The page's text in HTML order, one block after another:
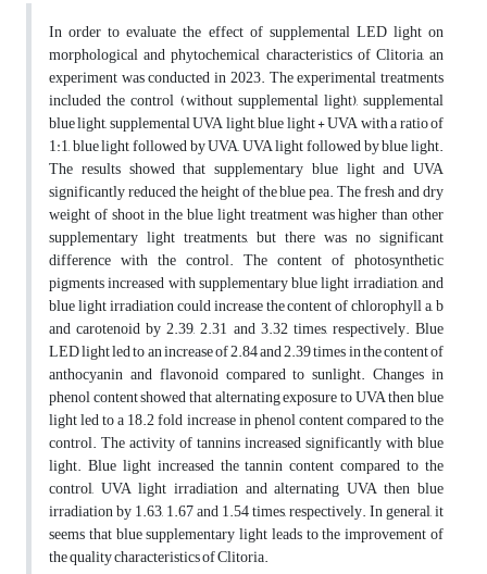
In order to evaluate the effect of supplemental LED light on
morphological and phytochemical characteristics of Clitoria, an
experiment was conducted in 2023. The experimental treatments
included the control (without supplemental light), supplemental
blue light, supplemental UVA light, blue light + UVA with a ratio of
1:1, blue light followed by UVA, UVA light followed by blue light.
The results showed that supplementary blue light and UVA
significantly reduced the height of the blue pea. The fresh and dry
weight of shoot in the blue light treatment was higher than other
supplementary light treatments, but there was no significant
difference with the control. The content of photosynthetic
pigments increased with supplementary blue light irradiation, and
blue light irradiation could increase the content of chlorophyll a, b
and carotenoid by 2.39, 2.31 and 3.32 times, respectively. Blue
LED light led to an increase of 2.84 and 2.39 times in the content of
anthocyanin and flavonoid compared to sunlight. Changes in
phenol content showed that alternating exposure to UVA then blue
light led to a 18.2 fold increase in phenol content compared to the
control. The activity of tannins increased significantly with blue
light. Blue light increased the tannin content compared to the
control, UVA light irradiation and alternating UVA then blue
irradiation by 1.63, 1.67 and 1.54 times, respectively. In general, it
seems that blue supplementary light leads to the improvement of
the quality characteristics of Clitoria.